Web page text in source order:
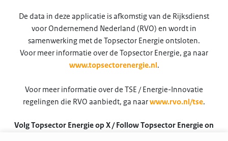
De data in deze applicatie is afkomstig van de Rijksdienst
voor Ondernemend Nederland (RVO) en wordt in
samenwerking met de Topsector Energie ontsloten.
Voor meer informatie over de Topsector Energie, ga naar
www.topsectorenergie.nl .
Voor meer informatie over de TSE / Energie-Innovatie
regelingen die RVO aanbiedt, ga naarwww.rvo.nl/tse.
Volg Topsector Energie op X / Follow Topsector Energie on